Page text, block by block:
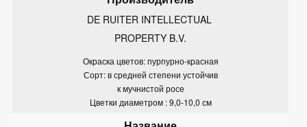
DE RUITER INTELLECTUAL
PROPERTY B.V.
Окраска цветов: пурпурно-красная
Сорт: в средней степени устойчив
к мучнистой росе
Цветки диаметром : 9,0-10,0 см